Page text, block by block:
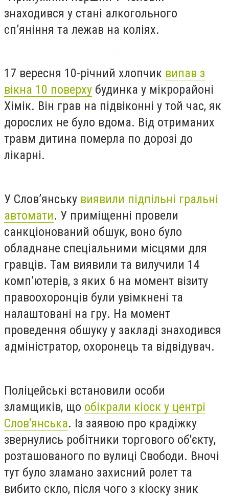
знаходився у стані алкогольного
сп’яніння та лежав на коліях.
17 вересня 10-річний хлопчик випав з
вікна 10 поверху будинка у мікрорайоні
Хімік. Він грав на підвіконні у той час, як
дорослих не було вдома. Від отриманих
травм дитина померла по дорозі до
лікарні.
У Слов’янську виявили підпільні гральні
автомати. У приміщенні провели
санкціонований обшук, воно було
обладнане спеціальними місцями для
гравців. Там виявили та вилучили 14
комп’ютерів, з яких 6 на момент візиту
правоохоронців були увімкнені та
налаштовані на гру. На момент
проведення обшуку у закладі знаходився
адміністратор, охоронець та відвідувач.
Поліцейські встановили особи
зламщиків, що обікрали кіоск у центрі
Слов'янська. Із заявою про крадіжку
звернулись робітники торгового об'єкту,
розташованого по вулиці Свободи. Вночі
тут було зламано захисний ролет та
вибито скло, після чого з кіоску зник